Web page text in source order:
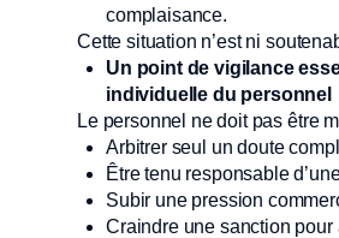
complaisance.
Cette situation n’est ni
Un point de vigilance
individuelle du personnel
Le personnel ne doit pas être
Arbitrer seul un doute
Être tenu responsable
Subir une pression
Craindre une sanction